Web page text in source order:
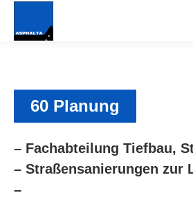
60 Planung
– Fachabteilung Tiefbau,
– Straßensanierungen zur
–